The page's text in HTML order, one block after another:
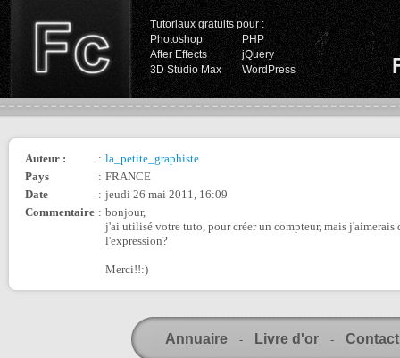
Tutoriaux gratuits pour :
Photoshop
PHP
After Effects
jQuery
3D Studio Max
WordPress
Auteur : : la_petite_graphiste
Pays
: FRANCE
Date
: jeudi 26 mai 2011, 16:09
Commentaire : bonjour,
j'ai utilisé votre tuto, pour créer un compteur, mais
l'expression?
Merci!!:)
Annuaire - Livre d'or - Contact